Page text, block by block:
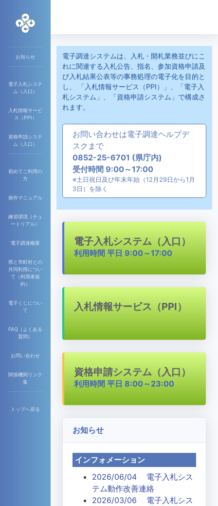
お知らせ
電子入札システ
ム（入口）
入札情報サービ
ス（PPI）
資格申請システ
ム（入口）
初めてご利用の
方
操作マニュアル
練習環境（チュ
ートリアル）
電子調達概要
県と市町村との
共同利用につい
て（利用者規
約）
電子くじについ
て
FAQ（よくある
質問）
お問い合わせ
関係機関リンク
集
トップへ戻る
電子調達システムは、入札・開札業務並びにこ
れに関連する入札公告、指名、参加資格申請及
び入札結果公表等の事務処理の電子化を目的と
し、 「入札情報サービス（PPI）」、「電子入
札システム」、「資格申請システム」で構成さ
れます。
お問い合わせは電子調達ヘルプデ
スクまで
0852-25-6701 (県庁内)
受付時間 9:00～17:00
※土日祝日及び年末年始（12月29日から1月
3日）を除く
電子入札システム（入口）
利用時間 平日 9:00～17:00
入札情報サービス（PPI）
資格申請システム（入口）
利用時間 平日 8:00～23:00
お知らせ
インフォメーション
2026/06/04 電子入札シス
テム動作改善連絡
2026/03/06 電子入札シス